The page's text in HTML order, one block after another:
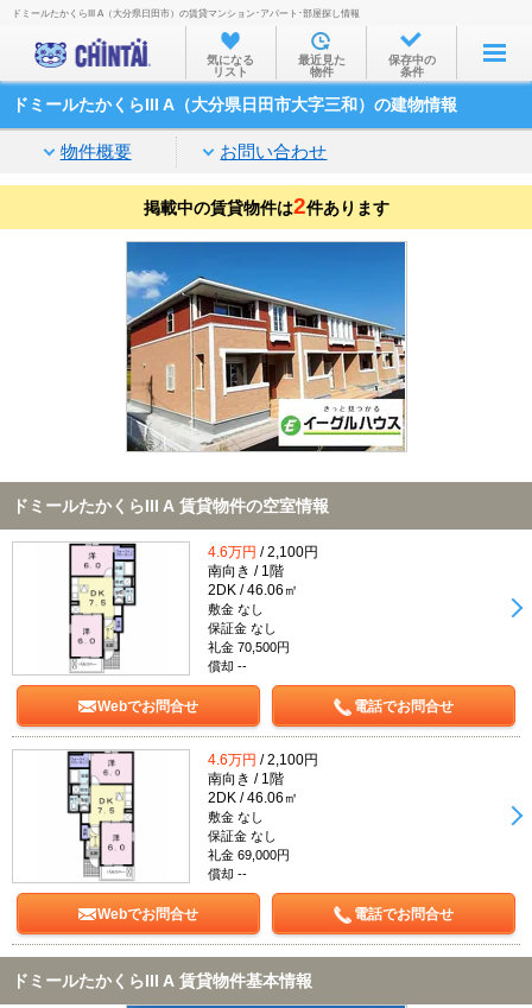
お部屋を探す
沿線・駅から
家賃相場から
通勤通学時間から
不動産会社から
TOP
ドミールたかくらIII A（大分県日田市）の賃貸マンション･アパート･部屋探し情報
気になる
リスト
最近見た
物件
保存中の
条件
ドミールたかくらIII A（大分県日田市大字三和）の建物情報
物件概要 お問い合わせ
掲載中の賃貸物件は2件あります
ドミールたかくらIII A 賃貸物件の空室情報
4.6万円 / 2,100円
南向き / 1階
2DK / 46.06㎡
敷金 なし
保証金 なし
礼金 70,500円
償却 --
Webでお問合せ 電話でお問合せ
4.6万円 / 2,100円
南向き / 1階
2DK / 46.06㎡
敷金 なし
保証金 なし
礼金 69,000円
償却 --
Webでお問合せ 電話でお問合せ
ドミールたかくらIII A 賃貸物件基本情報